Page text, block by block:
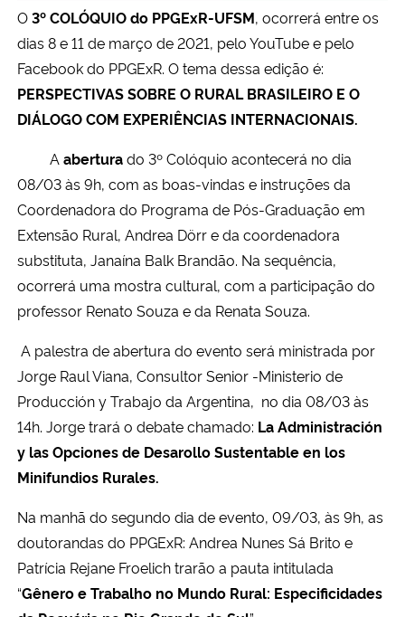
Banco Central do Brasil
Planalto
O3º COLÓQUIO do PPGExR-UFSM, ocorrerá entre os
dias 8 e 11 de março de 2021, pelo YouTube e pelo
Facebook do PPGExR. O tema dessa edição é:
PERSPECTIVAS SOBRE O RURAL BRASILEIRO E O
DIÁLOGO COM EXPERIÊNCIAS INTERNACIONAIS.
Aaberturado 3º Colóquio acontecerá no dia
08/03 às 9h, com as boas-vindas e instruções da
Coordenadora do Programa de Pós-Graduação em
Extensão Rural, Andrea Dörr e da coordenadora
substituta, Janaína Balk Brandão. Na sequência,
ocorrerá uma mostra cultural, com a participação do
professor Renato Souza e da Renata Souza.
A palestra de abertura do evento será ministrada por
Jorge Raul Viana, Consultor Senior -Ministerio de
Producción y Trabajo da Argentina, no dia 08/03 às
14h. Jorge trará o debate chamado: La Administración
y las Opciones de Desarollo Sustentable en los
Minifundios Rurales.
Na manhã do segundo dia de evento, 09/03, às 9h, as
doutorandas do PPGExR: Andrea Nunes Sá Brito e
Patrícia Rejane Froelich trarão a pauta intitulada
“Gênero e Trabalho no Mundo Rural: Especificidades